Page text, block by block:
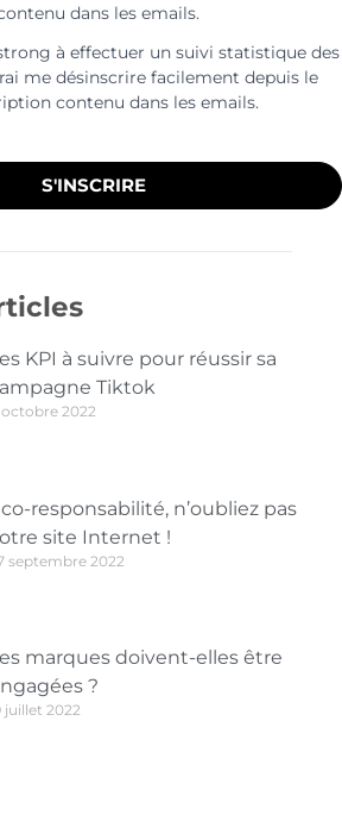
dans les emails.
à effectuer un suivi statistique des
me désinscrire facilement depuis le
contenu dans les emails.
S'INSCRIRE
KPI à suivre pour réussir sa
Tiktok
2022
responsabilité, n’oubliez pas
site Internet !
septembre 2022
marques doivent-elles être
?
juillet 2022